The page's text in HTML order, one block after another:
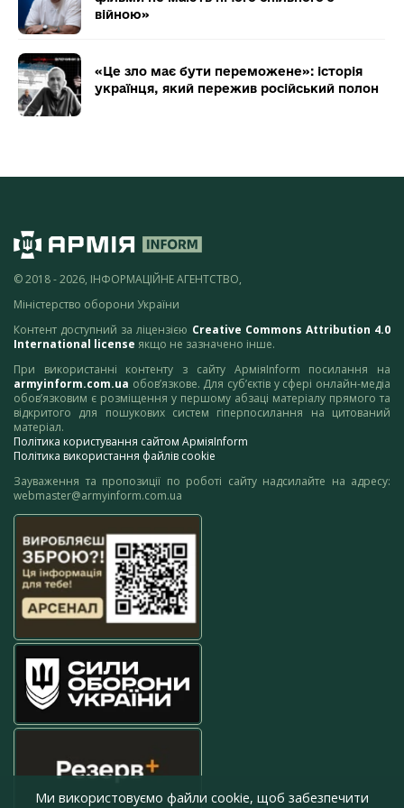
війною»
«Це зло має бути переможене»: історія
українця, який пережив російський полон
© 2018 - 2026, ІНФОРМАЦІЙНЕ АГЕНТСТВО,
Міністерство оборони України
Контент доступний за ліцензією Creative Commons Attribution 4.0
International license якщо не зазначено інше.
При використанні контенту з сайту АрміяInform посилання на
armyinform.com.ua обов’язкове. Для суб’єктів у сфері онлайн-медіа
обов’язковим є розміщення у першому абзаці матеріалу прямого та
відкритого для пошукових систем гіперпосилання на цитований
матеріал.
Політика користування сайтом АрміяInform
Політика використання файлів cookie
Зауваження та пропозиції по роботі сайту надсилайте на адресу:
webmaster@armyinform.com.ua
Ми використовуємо файли cookie, щоб забезпечити